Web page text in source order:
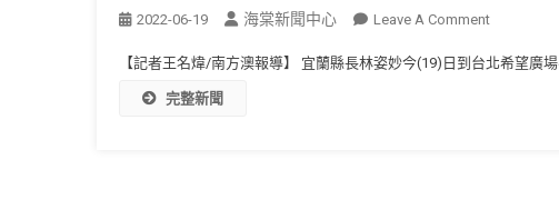
2022-06-19 海棠新聞中心 Leave A Comment
【記者王名煒/南方澳報導】 宜蘭縣長林姿妙今(19)日到台北希望廣
完整新聞